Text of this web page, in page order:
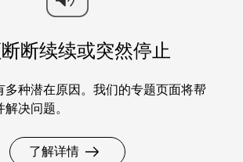
断续续或突然停止
多种潜在原因。我们的专题页面将帮
决问题。
了解详情